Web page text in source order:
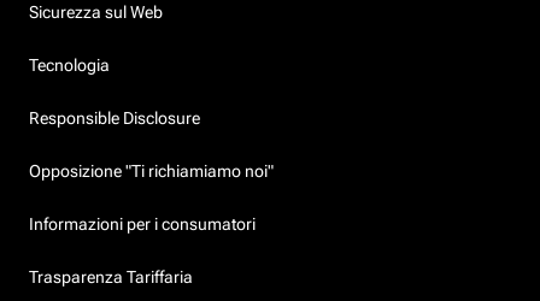
Sicurezza sul Web
Tecnologia
Responsible Disclosure
Opposizione "Ti richiamiamo noi"
Informazioni per i consumatori
Trasparenza Tariffaria